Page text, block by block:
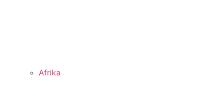
Afrika